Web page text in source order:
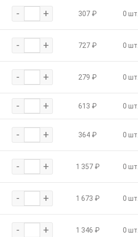
- + 307 ₽ 0 шт.
- + 727 ₽ 0 шт.
- + 279 ₽ 0 шт.
- + 613 ₽ 0 шт.
- + 364 ₽ 0 шт.
- + 1 357 ₽ 0 шт.
- + 1 673 ₽ 0 шт.
- + 1 346 ₽ 0 шт.